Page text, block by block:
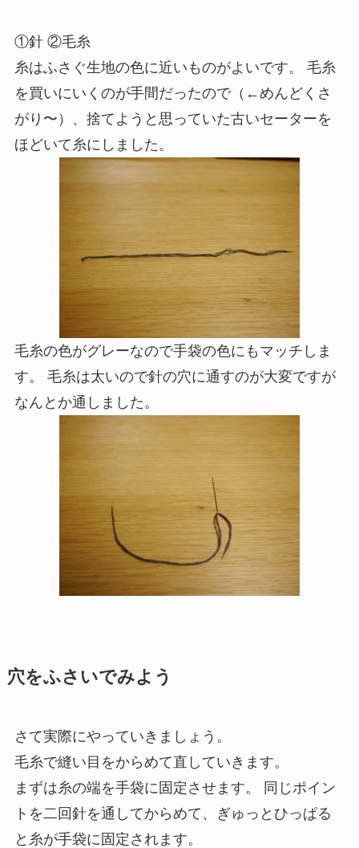
①針 ②毛糸
糸はふさぐ生地の色に近いものがよいです。 毛糸
を買いにいくのが手間だったので（←めんどくさ
がり〜）、捨てようと思っていた古いセーターを
ほどいて糸にしました。
毛糸の色がグレーなので手袋の色にもマッチしま
す。 毛糸は太いので針の穴に通すのが大変ですが
なんとか通しました。
穴をふさいでみよう
さて実際にやっていきましょう。
毛糸で縫い目をからめて直していきます。
まずは糸の端を手袋に固定させます。 同じポイン
トを二回針を通してからめて、ぎゅっとひっぱる
と糸が手袋に固定されます。